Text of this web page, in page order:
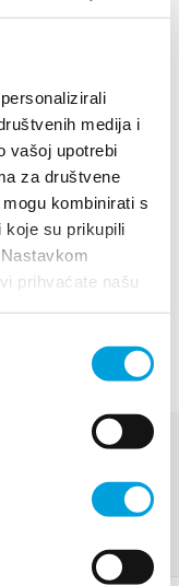
medija i
vašoj upotrebi
za društvene
kombinirati s
koje su prikupili
prihvaćate našu